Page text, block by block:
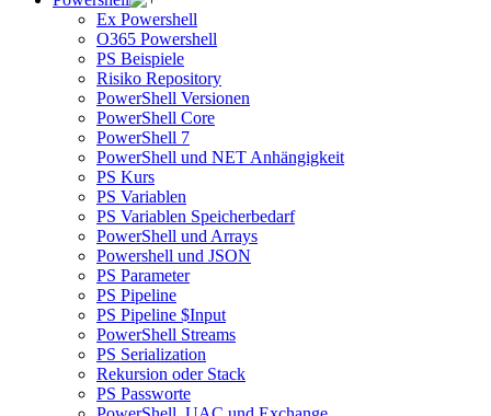
Ex Powershell
O365 Powershell
PS Beispiele
Risiko Repository
PowerShell Versionen
PowerShell Core
PowerShell 7
PowerShell und NET Anhängigkeit
PS Kurs
PS Variablen
PS Variablen Speicherbedarf
PowerShell und Arrays
Powershell und JSON
PS Parameter
PS Pipeline
PS Pipeline $Input
PowerShell Streams
PS Serialization
Rekursion oder Stack
PS Passworte